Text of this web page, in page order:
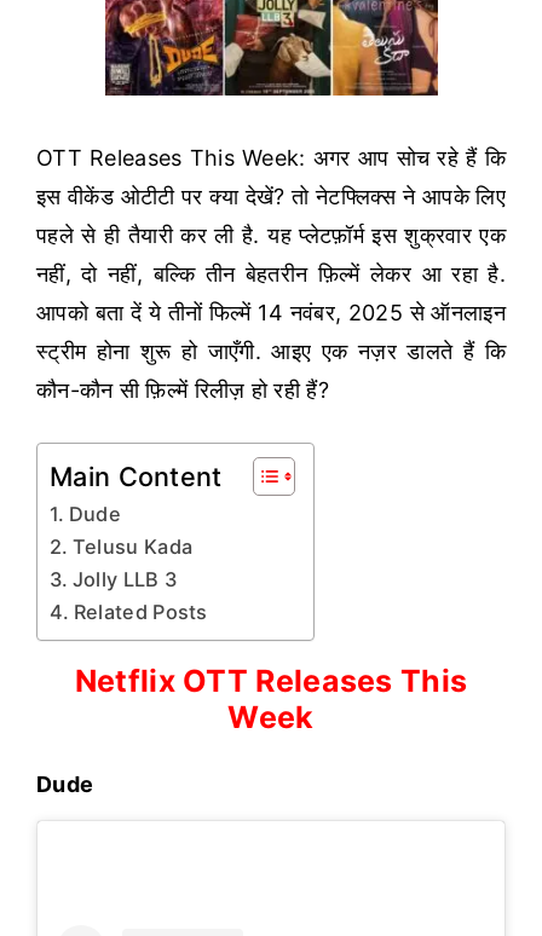
OTT Releases This Week: अगर आप सोच रहे हैं कि
इस वीकेंड ओटीटी पर क्या देखें? तो नेटफ्लिक्स ने आपके लिए
पहले से ही तैयारी कर ली है. यह प्लेटफ़ॉर्म इस शुक्रवार एक
नहीं, दो नहीं, बल्कि तीन बेहतरीन फ़िल्में लेकर आ रहा है.
आपको बता दें ये तीनों फिल्में 14 नवंबर, 2025 से ऑनलाइन
स्ट्रीम होना शुरू हो जाएँगी. आइए एक नज़र डालते हैं कि
कौन-कौन सी फ़िल्में रिलीज़ हो रही हैं?
Main Content
Dude
Telusu Kada
Jolly LLB 3
Related Posts
Netflix OTT Releases This
Week
Dude